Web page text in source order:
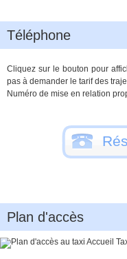
Téléphone
Cliquez sur le bouton pour
pas à demander le tarif des
Numéro de mise en relation
Plan d'accès